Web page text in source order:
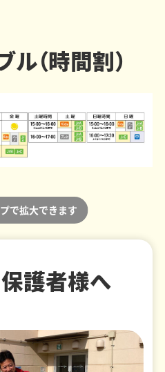
ル（時間割）
保護者様へ